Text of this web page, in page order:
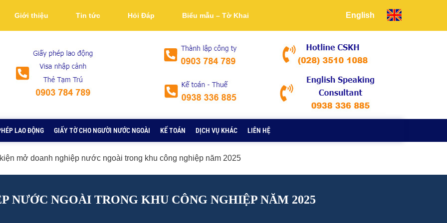
Giới thiệu Tin tức Hỏi Đáp Biểu mẫu – Tờ Khai English
LAO ĐỘNG GIẤY TỜ CHO NGƯỜI NƯỚC NGOÀI KẾ TOÁN DỊCH VỤ KHÁC LIÊN HỆ
mở doanh nghiệp nước ngoài trong khu công nghiệp năm 2025
NƯỚC NGOÀI TRONG KHU CÔNG NGHIỆP NĂM 2025